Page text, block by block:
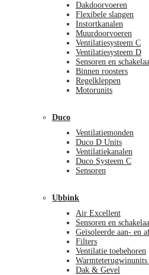
Dakdoorvoeren
Flexibele slangen
Instortkanalen
Muurdoorvoeren
Ventilatiesysteem C
Ventilatiesysteem D
Sensoren en
Binnen roosters
Regelkleppen
Motorunits
Duco
Ventilatiemonden
Duco D Units
Ventilatiekanalen
Duco Systeem C
Sensoren
Ubbink
Air Excellent
Sensoren en
Geïsoleerde aan- en
Filters
Ventilatie toebehoren
Warmteterugwinunits
Dak & Gevel